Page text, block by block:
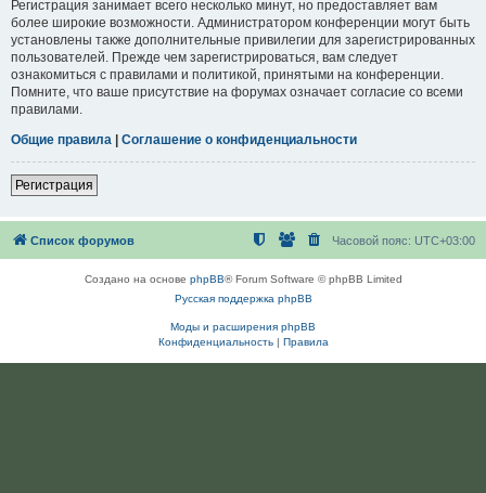
Регистрация занимает всего несколько минут, но предоставляет вам
более широкие возможности. Администратором конференции могут быть
установлены также дополнительные привилегии для зарегистрированных
пользователей. Прежде чем зарегистрироваться, вам следует
ознакомиться с правилами и политикой, принятыми на конференции.
Помните, что ваше присутствие на форумах означает согласие со всеми
правилами.
Общие правила | Соглашение о конфиденциальности
Регистрация
Список форумов Часовой пояс: UTC+03:00
Создано на основе phpBB® Forum Software © phpBB Limited
Русская поддержка phpBB
Моды и расширения phpBB
Конфиденциальность| Правила